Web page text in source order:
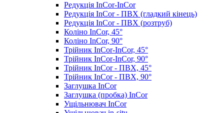
Редукція InCor-InCor
Редукція InCor - ПВХ (гладкий кінець)
Редукція InCor - ПВХ (розтруб)
Коліно InCor, 45°
Коліно InCor, 90°
Трійник InCor-InCor, 45°
Трійник InCor-InCor, 90°
Трійник InCor - ПВХ, 45°
Трійник InCor - ПВХ, 90°
Заглушка InCor
Заглушка (пробка) InCor
Ущільнювач InCor